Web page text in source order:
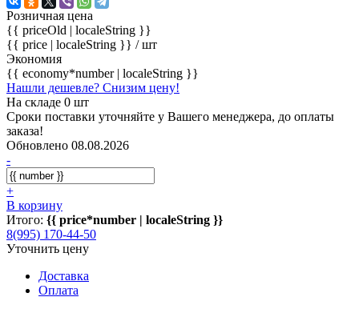
Розничная цена
{{ priceOld | localeString }}
{{ price | localeString }} / шт
Экономия
{{ economy*number | localeString }}
Нашли дешевле? Снизим цену!
На складе 0 шт
Сроки поставки уточняйте у Вашего менеджера, до оплаты
заказа!
Обновлено 08.08.2026
-
+
В корзину
Итого: {{ price*number | localeString }}
8(995) 170-44-50
Уточнить цену
Доставка
Оплата